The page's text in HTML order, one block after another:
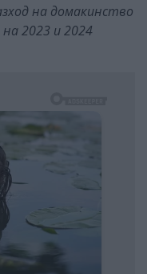
на домакинство
2023 и 2024